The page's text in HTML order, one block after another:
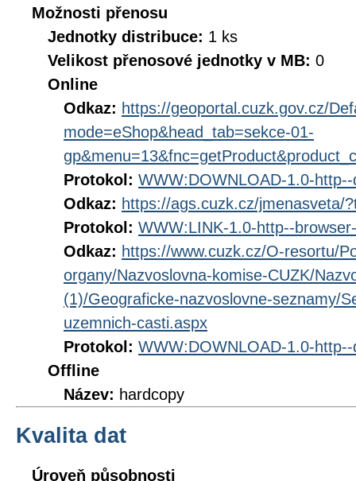
Možnosti přenosu
Jednotky distribuce: 1 ks
Velikost přenosové jednotky v MB: 0
Online
Odkaz: https://geoportal.cuzk.gov.cz/
mode=eShop&head_tab=sekce-01-
Protokol: WWW:DOWNLOAD-1.0-
Odkaz: https://ags.cuzk.cz/jmenasveta/
Protokol: WWW:LINK-1.0-http--
Odkaz: https://www.cuzk.cz/O-resortu/
organy/Nazvoslovna-komise-CUZK/
(1)/Geograficke-nazvoslovne-seznamy/
uzemnich-casti.aspx
Protokol: WWW:DOWNLOAD-1.0-http--
Offline
Název: hardcopy
Kvalita dat
Úroveň působnosti